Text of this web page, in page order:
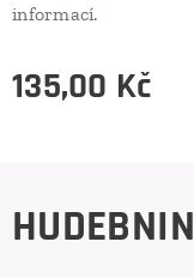
informací.
135,00 Kč